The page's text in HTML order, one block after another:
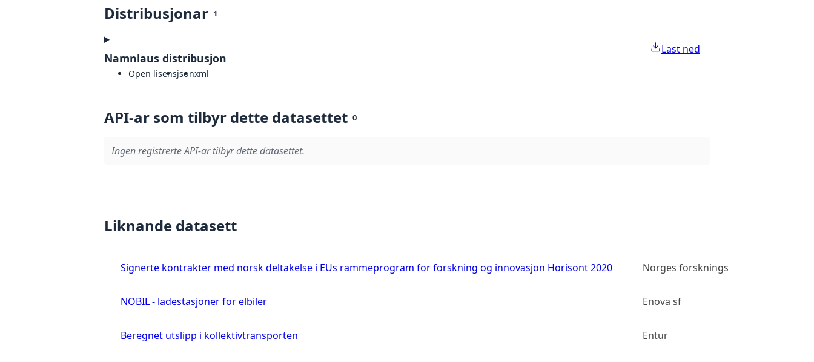
Distribusjonar 1
Namnlaus distribusjon
Open lisensjsonxml
Last ned
API-ar som tilbyr dette datasettet 0
Ingen registrerte API-ar tilbyr dette datasettet.
Liknande datasett
Signerte kontrakter med norsk deltakelse i EUs rammeprogram for forskning og innovasjon Horisont 2020 Norges forskningsråd
NOBIL - ladestasjoner for elbiler Enova sf
Beregnet utslipp i kollektivtransporten Entur